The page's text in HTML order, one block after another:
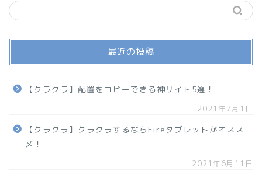
最近の投稿
【クラクラ】配置をコピーできる神サイト5選！
2021年7月1日
【クラクラ】クラクラするならFireタブレットがオスス
メ！
2021年6月11日